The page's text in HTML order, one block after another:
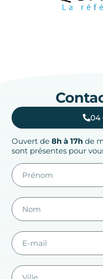
04
Ouvert de 8h à 17hde
sont présentes pour